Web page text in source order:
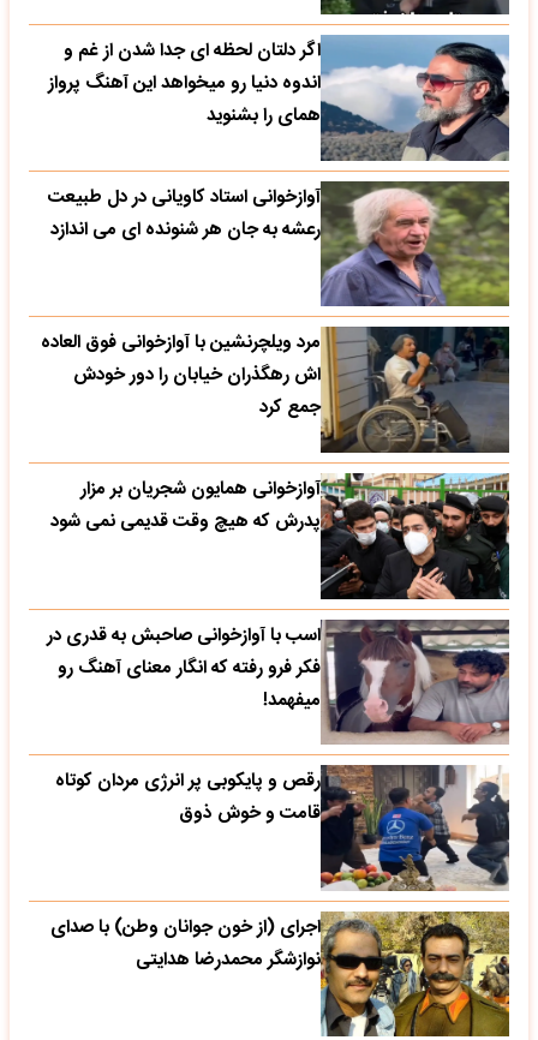
اگر دلتان لحظه ای جدا شدن از غم و
اندوه دنیا رو میخواهد این آهنگ پرواز
همای را بشنوید
آوازخوانی استاد کاویانی در دل طبیعت
رعشه به جان هر شنونده ای می اندازد
مرد ویلچرنشین با آوازخوانی فوق العاده
اش رهگذران خیابان را دور خودش
جمع کرد
آوازخوانی همایون شجریان بر مزار
پدرش که هیچ وقت قدیمی نمی شود
اسب با آوازخوانی صاحبش به قدری در
فکر فرو رفته که انگار معنای آهنگ رو
میفهمد!
رقص و پایکوبی پر انرژی مردان کوتاه
قامت و خوش ذوق
اجرای (از خون جوانان وطن) با صدای
نوازشگر محمدرضا هدایتی